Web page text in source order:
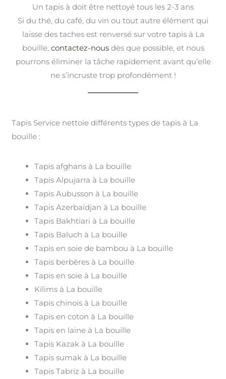
Un tapis à doit être nettoyé tous les 2-3 ans
Si du thé, du café, du vin ou tout autre élément qui
laisse des taches est renversé sur votre tapis à La
bouille, contactez-nousdès que possible, et nous
pourrons éliminer la tâche rapidement avant qu’elle
ne s’incruste trop profondément !
Tapis Service nettoie différents types de tapis à La
bouille :
Tapis afghans à La bouille
Tapis Alpujarra à La bouille
Tapis Aubusson à La bouille
Tapis Azerbaïdjan à La bouille
Tapis Bakhtiari à La bouille
Tapis Baluch à La bouille
Tapis en soie de bambou à La bouille
Tapis berbères à La bouille
Tapis en soie à La bouille
Kilims à La bouille
Tapis chinois à La bouille
Tapis en coton à La bouille
Tapis en laine à La bouille
Tapis Kazak à La bouille
Tapis sumak à La bouille
Tapis Tabriz à La bouille